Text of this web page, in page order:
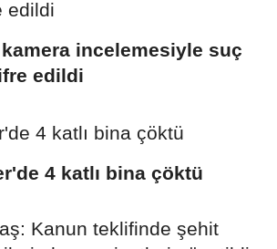
incelemesiyle suç
edildi
4 katlı bina çöktü